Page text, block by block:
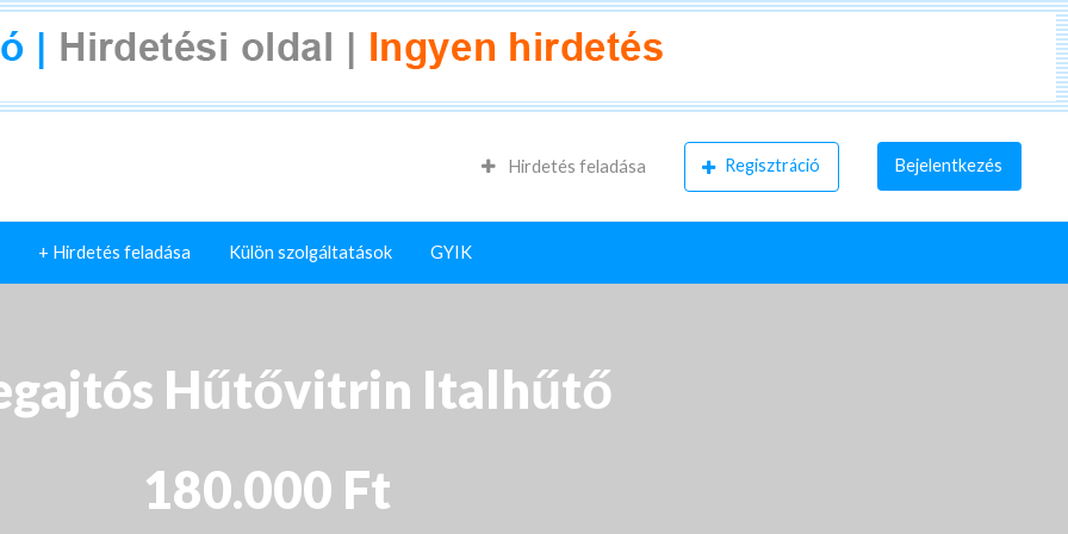
Hirdetés feladása Regisztráció Bejelentkezés
+ Hirdetés feladása Külön szolgáltatások GYIK
Hűtővitrin Italhűtő
180.000 Ft